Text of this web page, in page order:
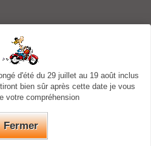
d'été du 29 juillet au 19 août inclus
bien sûr après cette date je vous
votre compréhension
Fermer